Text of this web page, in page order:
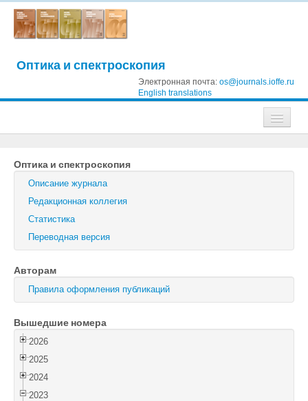
Оптика и спектроскопия
Электронная почта: os@journals.ioffe.ru
English translations
Журнал технической физики
Письма в Журнал технической физики
Физика твердого тела
Физика и техника полупроводников
Оптика и спектроскопия
Поиск
Войти
Оптика и спектроскопия
Описание журнала
Редакционная коллегия
Статистика
Переводная версия
Авторам
Правила оформления публикаций
Вышедшие номера
2026
2025
2024
2023